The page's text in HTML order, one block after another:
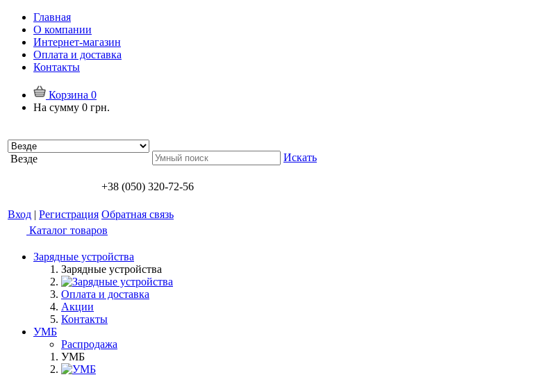
Главная
О компании
Интернет-магазин
Оплата и доставка
Контакты
Корзина 0
На сумму 0 грн.
Везде Искать
+38 (050) 320-72-56
Вход | Регистрация Обратная связь
Каталог товаров
Зарядные устройства
Зарядные устройства
Оплата и доставка
Акции
Контакты
УМБ
Распродажа
УМБ